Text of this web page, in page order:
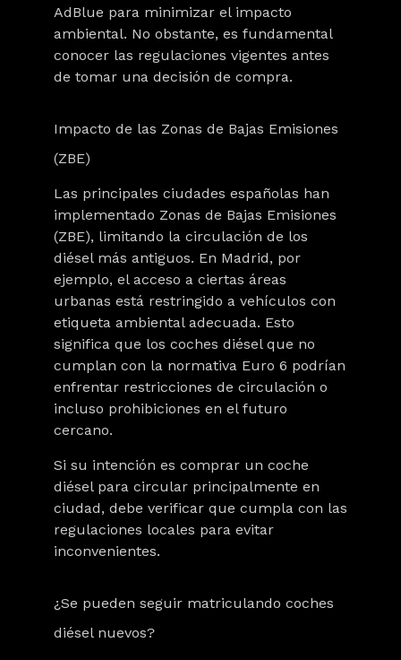
AdBlue para minimizar el impacto
ambiental. No obstante, es fundamental
conocer las regulaciones vigentes antes
de tomar una decisión de compra.
Impacto de las Zonas de Bajas Emisiones
(ZBE)
Las principales ciudades españolas han
implementado Zonas de Bajas Emisiones
(ZBE), limitando la circulación de los
diésel más antiguos. En Madrid, por
ejemplo, el acceso a ciertas áreas
urbanas está restringido a vehículos con
etiqueta ambiental adecuada. Esto
significa que los coches diésel que no
cumplan con la normativa Euro 6 podrían
enfrentar restricciones de circulación o
incluso prohibiciones en el futuro
cercano.
Si su intención es comprar un coche
diésel para circular principalmente en
ciudad, debe verificar que cumpla con las
regulaciones locales para evitar
inconvenientes.
¿Se pueden seguir matriculando coches
diésel nuevos?